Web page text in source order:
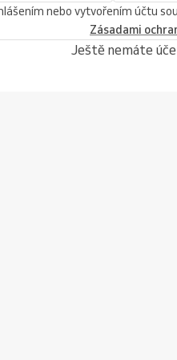
nebo vytvořením účtu
Zásadami
Ještě nemáte